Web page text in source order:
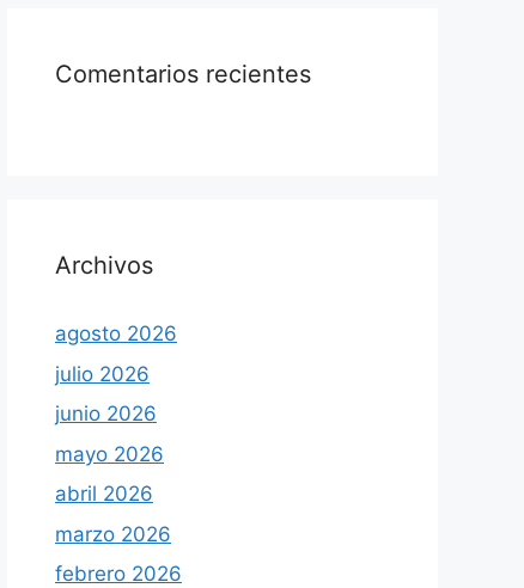
Comentarios recientes
Archivos
agosto 2026
julio 2026
junio 2026
mayo 2026
abril 2026
marzo 2026
febrero 2026